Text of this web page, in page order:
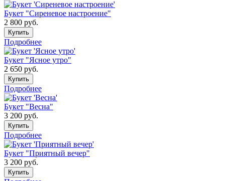
Букет "Сиреневое настроение"
2 800 руб.
Купить
Подробнее
Букет "Ясное утро"
2 650 руб.
Купить
Подробнее
Букет "Весна"
3 200 руб.
Купить
Подробнее
Букет "Приятный вечер"
3 200 руб.
Купить